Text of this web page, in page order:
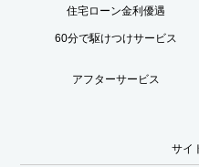
住宅ローン金利優遇
60分で駆けつけサービス
アフターサービス
サイ